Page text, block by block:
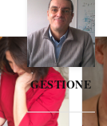
GESTIONE